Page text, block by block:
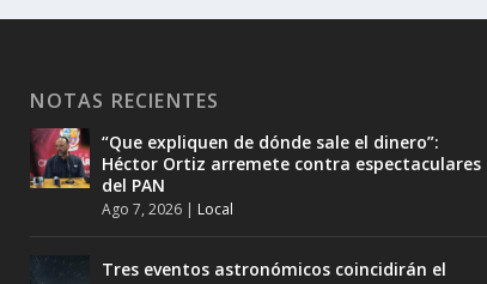
NOTAS RECIENTES
“Que expliquen de dónde sale el dinero”:
Héctor Ortiz arremete contra espectaculares
del PAN
Ago 7, 2026 | Local
Tres eventos astronómicos coincidirán el